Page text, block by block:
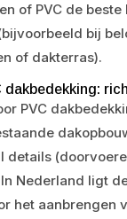
of PVC de
bij
of dakterras).
dakbedekking:
PVC
details
Nederland ligt
het aanbrengen